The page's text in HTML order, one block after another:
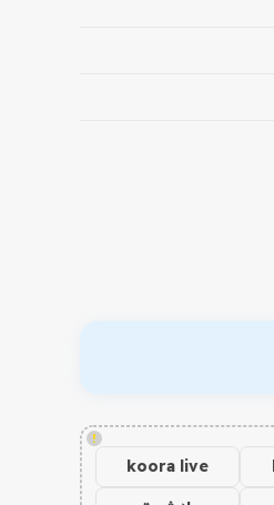
!
koora live